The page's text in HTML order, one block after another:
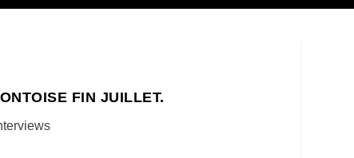
FIN JUILLET.